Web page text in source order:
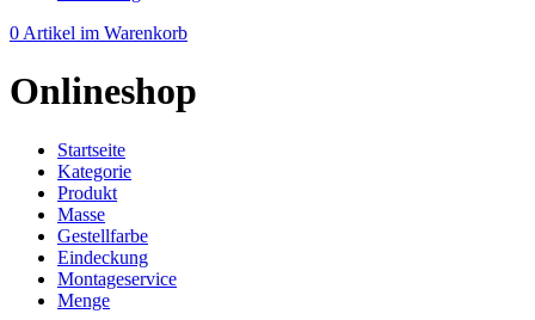
0 Artikel im Warenkorb
Onlineshop
Startseite
Kategorie
Produkt
Masse
Gestellfarbe
Eindeckung
Montageservice
Menge